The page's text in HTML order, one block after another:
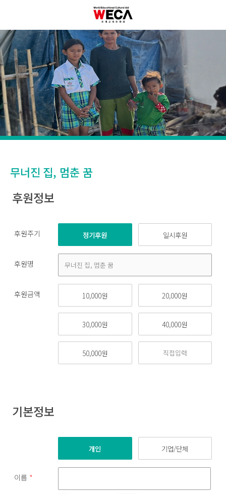
무너진 집, 멈춘 꿈
후원정보
후원주기 정기후원 일시후원
후원명
후원금액 10,000원 20,000원
30,000원 40,000원
50,000원
기본정보
개인 기업/단체
이름 *